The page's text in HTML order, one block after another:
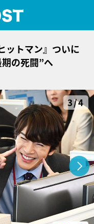
ットマン』ついに
の死闘”へ
3/4